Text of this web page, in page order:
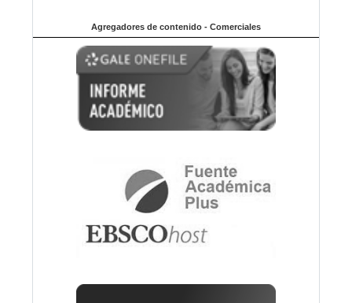
Agregadores de contenido - Comerciales